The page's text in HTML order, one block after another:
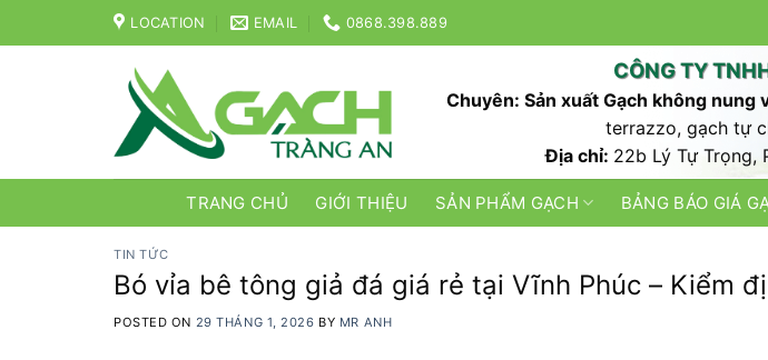
to
LOCATION EMAIL 0868.398.889
CÔNG TY
Chuyên: Sản xuất Gạch không nung
terrazzo, gạch tự
Địa chỉ: 22b Lý Tự Trọng,
TRANG CHỦ GIỚI THIỆU SẢN PHẨM GẠCH BẢNG BÁO GIÁ
TIN TỨC
Bó vỉa bê tông giả đá giá rẻ tại Vĩnh Phúc – Kiểm
POSTED ON 29 THÁNG 1, 2026 BY MR ANH